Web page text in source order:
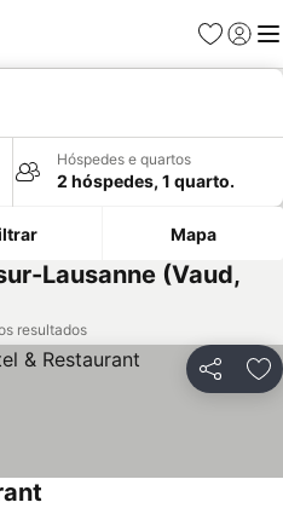
Favoritos
Iniciar
Hóspedes e quartos
2 hóspedes, 1 quarto.
Mapa
Lausanne (Vaud,
resultados
Partilhar